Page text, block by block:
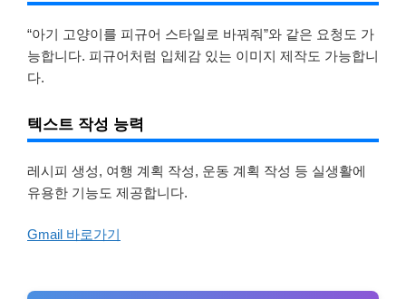
“아기 고양이를 피규어 스타일로 바꿔줘”와 같은 요청도 가
능합니다. 피규어처럼 입체감 있는 이미지 제작도 가능합니
다.
텍스트 작성 능력
레시피 생성, 여행 계획 작성, 운동 계획 작성 등 실생활에
유용한 기능도 제공합니다.
Gmail 바로가기